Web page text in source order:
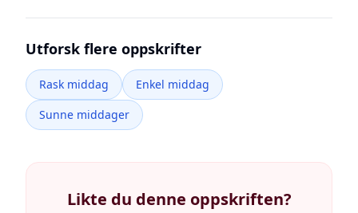
Utforsk flere oppskrifter
Rask middag
Enkel middag
Sunne middager
Likte du denne oppskriften?